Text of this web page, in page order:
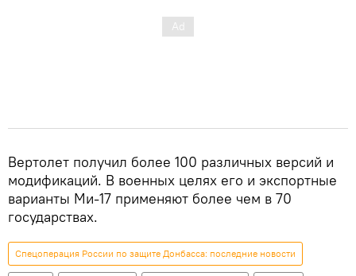
Вертолет получил более 100 различных версий и
модификаций. В военных целях его и экспортные
варианты Ми-17 применяют более чем в 70
государствах.
Спецоперация России по защите Донбасса: последние новости